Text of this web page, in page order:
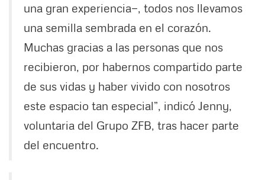
una gran experiencia—, todos nos llevamos
una semilla sembrada en el corazón.
Muchas gracias a las personas que nos
recibieron, por habernos compartido parte
de sus vidas y haber vivido con nosotros
este espacio tan especial”, indicó Jenny,
voluntaria del Grupo ZFB, tras hacer parte
del encuentro.